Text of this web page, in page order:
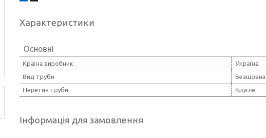
Характеристики
Основні
Країна виробник
Україна
Вид труби
Безшовна
Перетин труби
Кругле
Інформація для замовлення